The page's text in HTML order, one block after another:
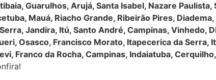
Guarulhos, Arujá, Santa Isabel, Nazare
Mauá, Riacho Grande, Ribeirão Pires,
Jandira, Itú, Santo André, Campinas, Vinhedo,
Osasco, Francisco Morato, Itapecerica da Serra,
Franco da Rocha, Campinas, Indaiatuba,